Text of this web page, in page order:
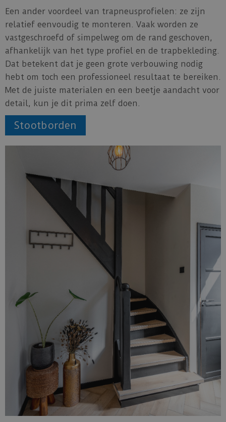
Een ander voordeel van trapneusprofielen: ze zijn
relatief eenvoudig te monteren. Vaak worden ze
vastgeschroefd of simpelweg om de rand geschoven,
afhankelijk van het type profiel en de trapbekleding.
Dat betekent dat je geen grote verbouwing nodig
hebt om toch een professioneel resultaat te bereiken.
Met de juiste materialen en een beetje aandacht voor
detail, kun je dit prima zelf doen.
Stootborden